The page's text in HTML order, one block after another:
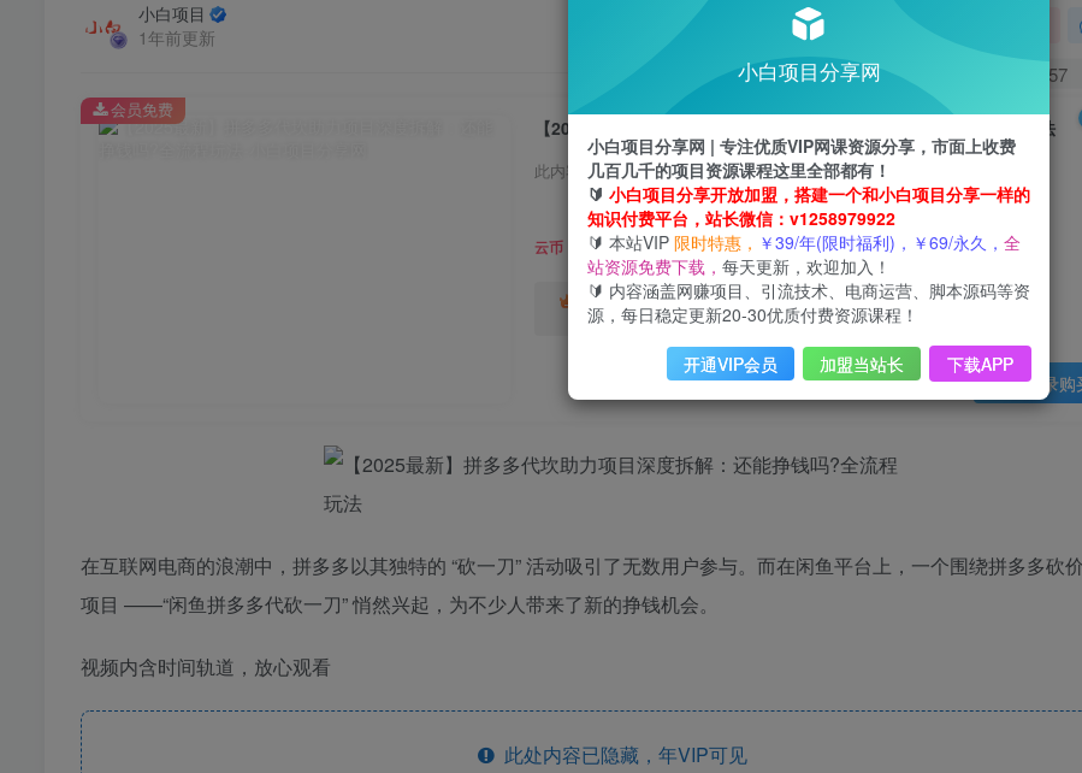
小白项目
1年前更新
157
【2025最新】拼多多代坎助力项目深度拆解：还能挣钱吗?全流程玩法
此内容为会员免费，请付费后查看
云币 3 限时特惠
云币99
年VIP免费 终身VIP会员
免费
登录购
会员免费
在互联网电商的浪潮中，拼多多以其独特的 “砍一刀” 活动吸引了无数用户参与。而在闲鱼平台上，一个围绕拼多多砍
项目 ——“闲鱼拼多多代砍一刀” 悄然兴起，为不少人带来了新的挣钱机会。
视频内含时间轨道，放心观看
此处内容已隐藏，年VIP可见
小白项目分享网
小白项目分享网 | 专注优质VIP网课资源分享，市面上收费
几百几千的项目资源课程这里全部都有！
🔰 小白项目分享开放加盟，搭建一个和小白项目分享一样的
知识付费平台，站长微信：v1258979922
🔰 本站VIP 限时特惠， ￥39/年(限时福利)，￥69/永久， 全
站资源免费下载， 每天更新，欢迎加入！
🔰 内容涵盖网赚项目、引流技术、电商运营、脚本源码等资
源，每日稳定更新20-30优质付费资源课程！
开通VIP会员 加盟当站长 下载APP